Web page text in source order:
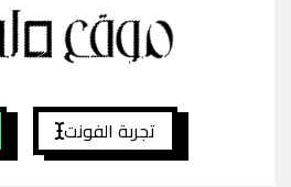
تجربة الفونت